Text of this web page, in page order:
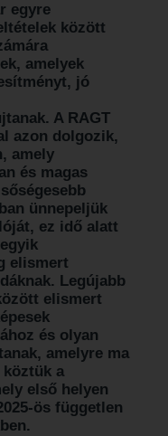
egyre
között
amelyek
jó
A RAGT
azon dolgozik,
amely
és magas
ünnepeljük
ez idő alatt
elismert
Legújabb
elismert
és olyan
amelyre ma
köztük a
első helyen
ös független